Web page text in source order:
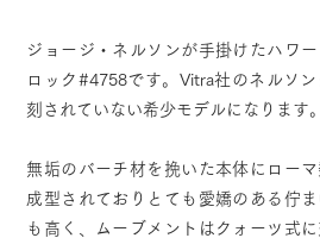
ジョージ・ネルソンが手掛けたハワ
ロック#4758です。Vitra社のネルソ
刻されていない希少モデルになります。
無垢のバーチ材を挽いた本体にロー
成型されておりとても愛嬌のある佇
も高く、ムーブメントはクォーツ式